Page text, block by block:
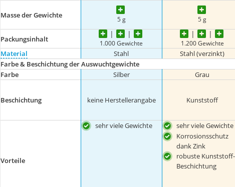
Masse der Gewichte 5 g 5 g
Packungsinhalt 1.000 Gewichte 1.200 Gewichte
Material Stahl Stahl (verzinkt)
Farbe & Beschichtung der Auswuchtgewichte
Farbe
Silber Grau
Beschichtung keine Herstellerangabe Kunststoff
Vorteile
sehr viele Gewichte
sehr viele Gewichte
Korrosionsschutz
dank Zink
robuste Kunststoff-
Beschichtung